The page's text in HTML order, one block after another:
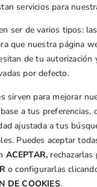
servicios para
ser de varios tipos:
que nuestra página
de tu autorización
por defecto.
sirven para mejorar
a tus preferencias,
ajustada a tus
Puedes aceptar
ACEPTAR,
o configurarlas
DE COOKIES.